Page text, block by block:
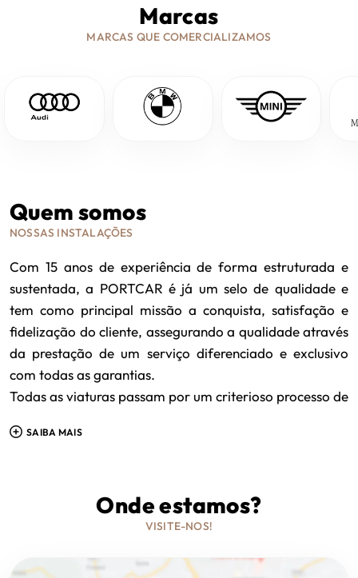
Marcas
MARCAS QUE COMERCIALIZAMOS
Quem somos
NOSSAS INSTALAÇÕES
Com 15 anos de experiência de forma estruturada e
sustentada, a PORTCAR é já um selo de qualidade e
tem como principal missão a conquista, satisfação e
fidelização do cliente, assegurando a qualidade através
da prestação de um serviço diferenciado e exclusivo
com todas as garantias.
Todas as viaturas passam por um criterioso processo de
venda, de forma a podermos garantir a máxima
SAIBA MAIS
Onde estamos?
VISITE-NOS!